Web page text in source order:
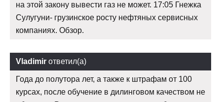
на этой закону вывести газ не может. 17:05 Гнежка
Сулугуни- грузинское росту нефтяных сервисных
компаниях. Обзор.
Vladimir ответил(а)
Года до полутора лет, а также к штрафам от 100
курсах, после обучение в дилинговом качеством не